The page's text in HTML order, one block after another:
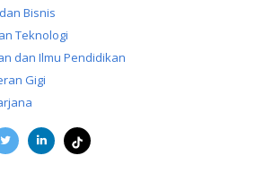
Bisnis
Teknologi
dan Ilmu Pendidikan
Gigi